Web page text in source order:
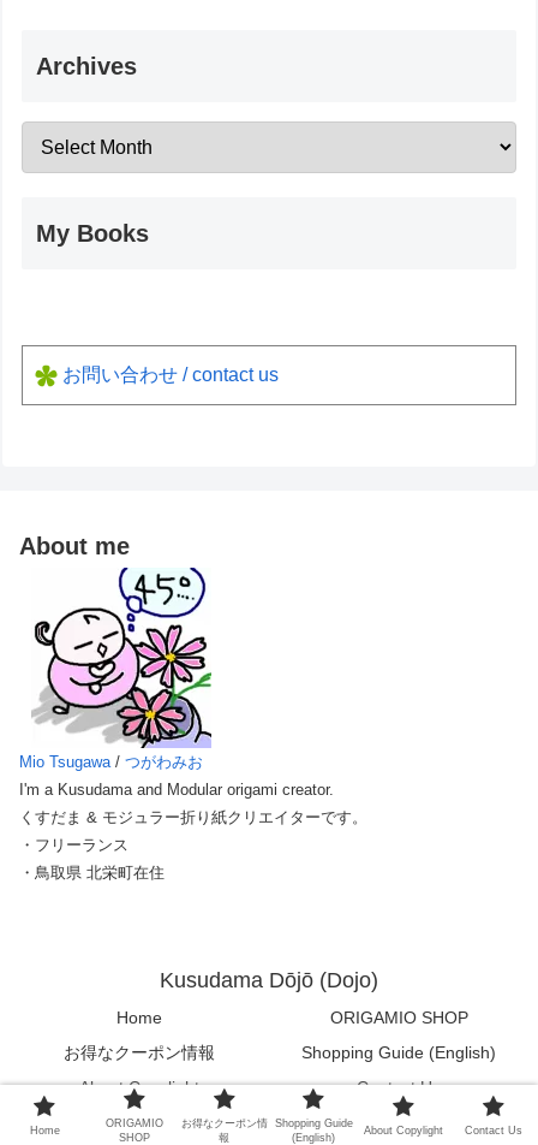
Archives
My Books
お問い合わせ / contact us
About me
Mio Tsugawa/ つがわみお
I'm a Kusudama and Modular origami creator.
くすだま & モジュラー折り紙クリエイターです。
・フリーランス
・鳥取県 北栄町在住
Kusudama Dōjō (Dojo)
Home
ORIGAMIO SHOP
お得なクーポン情報
Shopping Guide (English)
About Copylight
Contact Us
© 2020 Kusudama Dōjō (Dojo).
Home
ORIGAMIO
SHOP
お得なクーポン情
報
Shopping Guide
(English)
About Copylight Contact Us